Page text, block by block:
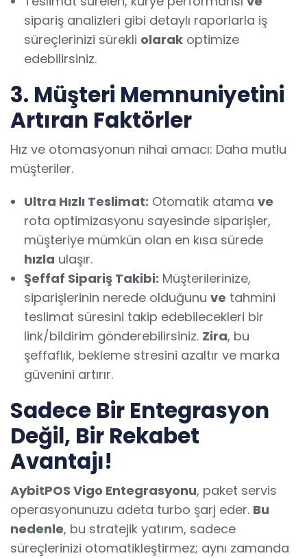
sipariş analizleri gibi detaylı raporlarla iş
süreçlerinizi sürekli olarak optimize
edebilirsiniz.
3. Müşteri Memnuniyetini
Artıran Faktörler
Hız ve otomasyonun nihai amacı: Daha mutlu
müşteriler.
Ultra Hızlı Teslimat: Otomatik atama ve
rota optimizasyonu sayesinde siparişler,
müşteriye mümkün olan en kısa sürede
hızla ulaşır.
Şeffaf Sipariş Takibi: Müşterilerinize,
siparişlerinin nerede olduğunu ve tahmini
teslimat süresini takip edebilecekleri bir
link/bildirim gönderebilirsiniz. Zira, bu
şeffaflık, bekleme stresini azaltır ve marka
güvenini artırır.
Sadece Bir Entegrasyon
Değil, Bir Rekabet
Avantajı!
AybitPOS Vigo Entegrasyonu, paket servis
operasyonunuzu adeta turbo şarj eder. Bu
nedenle, bu stratejik yatırım, sadece
süreçlerinizi otomatikleştirmez; aynı zamanda